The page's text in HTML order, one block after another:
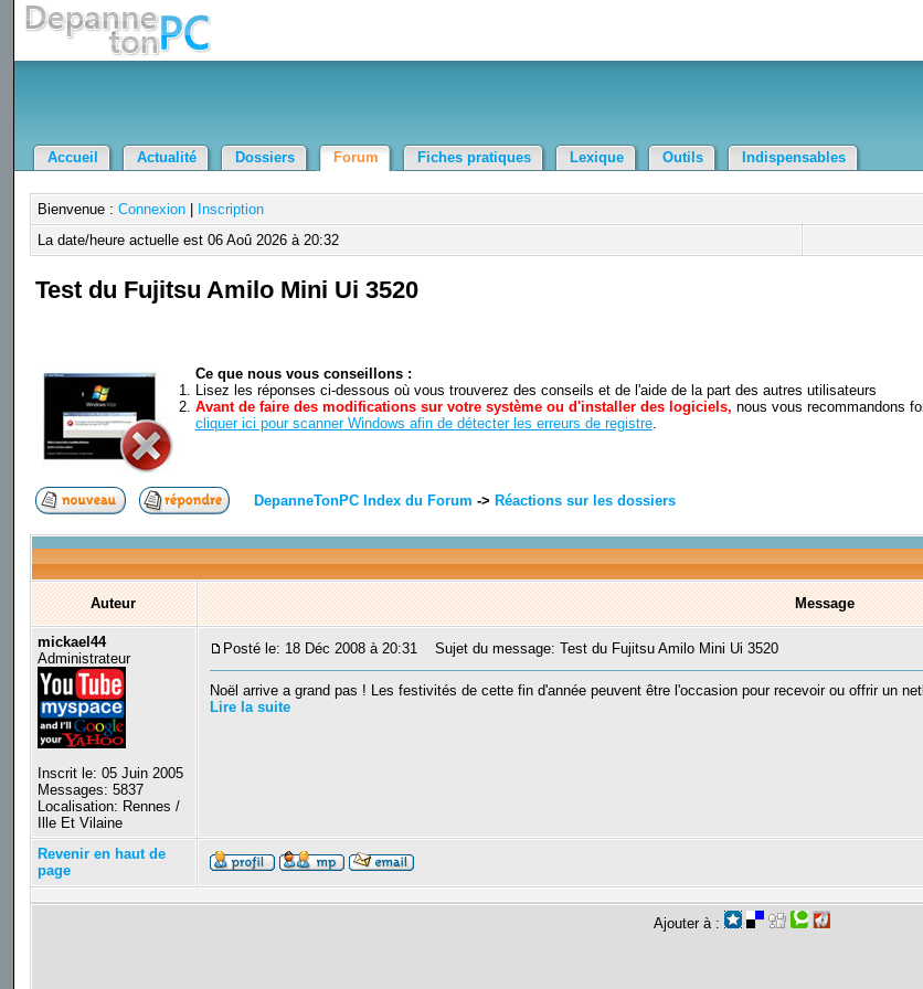
Accueil Actualité Dossiers Forum Fiches pratiques Lexique Outils Indispensables
Bienvenue : Connexion|
Inscription
La date/heure actuelle est 06 Aoû 2026 à 20:32
Test du Fujitsu Amilo Mini Ui 3520
Ce que nous vous conseillons :
Lisez les réponses ci-dessous où vous trouverez des conseils et de l'aide de la part des autres utilisateurs
Avant de faire des modifications sur votre système ou d'installer des logiciels, nous vous recommandons
cliquer ici pour scanner Windows afin de détecter les erreurs de registre.
DepanneTonPC Index du Forum -> Réactions sur les dossiers
Auteur Message
mickael44
Administrateur
Inscrit le: 05 Juin 2005
Messages: 5837
Localisation: Rennes /
Ille Et Vilaine
Posté le: 18 Déc 2008 à 20:31 Sujet du message: Test du Fujitsu Amilo Mini Ui 3520
Noël arrive a grand pas ! Les festivités de cette fin d'année peuvent être l'occasion pour recevoir ou offrir un
Lire la suite
Revenir en haut de
page
Ajouter à :